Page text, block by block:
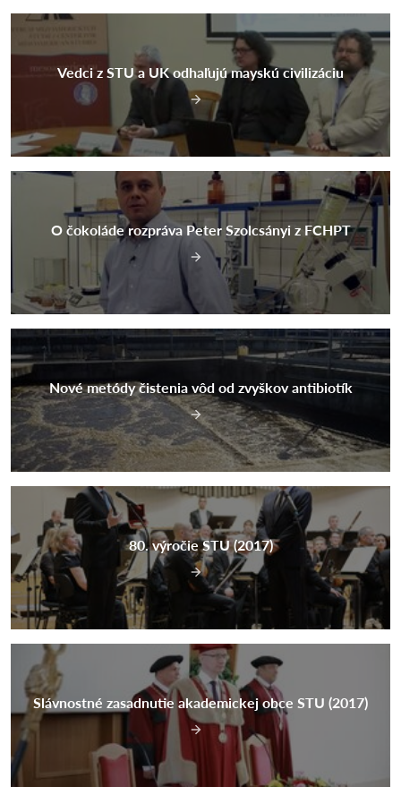
Vedci z STU a UK odhaľujú mayskú civilizáciu
O čokoláde rozpráva Peter Szolcsányi z FCHPT
Nové metódy čistenia vôd od zvyškov antibiotík
80. výročie STU (2017)
Slávnostné zasadnutie akademickej obce STU (2017)